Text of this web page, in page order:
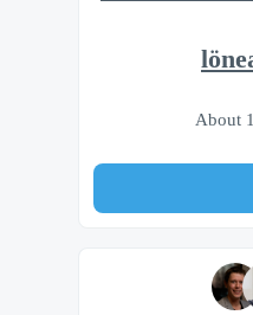
About